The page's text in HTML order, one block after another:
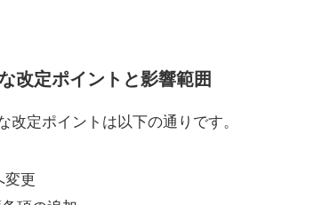
改定ポイントと影響範囲
定ポイントは以下の通りです。
更